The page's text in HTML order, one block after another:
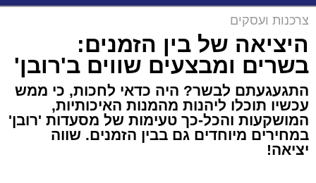
צרכנות ועסקים
היציאה של בין הזמנים:
בשרים ומבצעים שווים ב'רובן'
התגעגעתם לבשר? היה כדאי לחכות, כי ממש
עכשיו תוכלו ליהנות מהמנות האיכותיות,
המושקעות והכל-כך טעימות של מסעדות 'רובן'
במחירים מיוחדים גם בבין הזמנים. שווה
יציאה!